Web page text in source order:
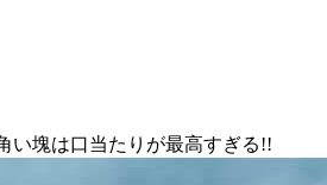
い塊は口当たりが最高すぎる!!